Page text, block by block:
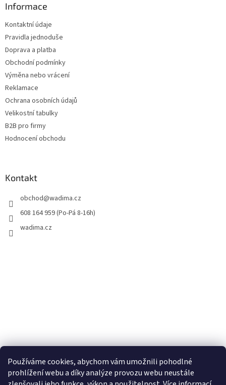
Používáme cookies, abychom vám umožnili pohodlné
prohlížení webu a díky analýze provozu webu neustále
Informace
Kontaktní údaje
Pravidla jednoduše
Doprava a platba
Obchodní podmínky
Výměna nebo vrácení
Reklamace
Ochrana osobních údajů
Velikostní tabulky
B2B pro firmy
Hodnocení obchodu
Kontakt
obchod@wadima.cz
608 164 959 (Po-Pá 8-16h)
wadima.cz